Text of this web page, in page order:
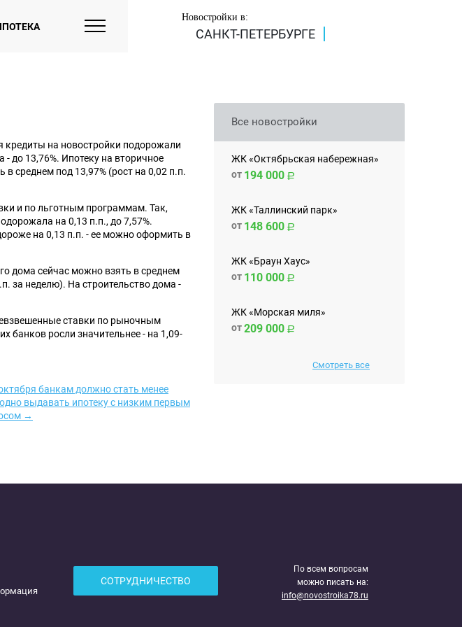
Новостройки в:
САНКТ-ПЕТЕРБУРГЕ
кредиты на новостройки подорожали
- до 13,76%. Ипотеку на вторичное
среднем под 13,97% (рост на 0,02 п.п.
и по льготным программам. Так,
на 0,13 п.п., до 7,57%.
на 0,13 п.п. - ее можно оформить в
дома сейчас можно взять в среднем
за неделю). На строительство дома -
ставки по рыночным
банков росли значительнее - на 1,09-
банкам должно стать менее
выдавать ипотеку с низким первым
→
Все новостройки
ЖК «Октябрьская набережная»
от 194 000
ЖК «Таллинский парк»
от 148 600
ЖК «Браун Хаус»
от 110 000
ЖК «Морская миля»
от209 000
Смотреть все
СОТРУДНИЧЕСТВО
По всем вопросам
можно писать на:
info@novostroika78.ru